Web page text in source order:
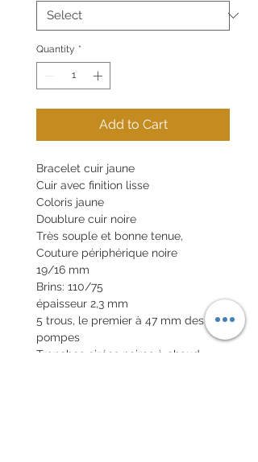
Quantity *
Add to Cart
Bracelet cuir jaune
Cuir avec finition lisse
Coloris jaune
Doublure cuir noire
Très souple et bonne tenue,
Couture périphérique noire
19/16 mm
Brins: 110/75
épaisseur 2,3 mm
5 trous, le premier à 47 mm des
pompes
Tranches cirées noires à chaud.